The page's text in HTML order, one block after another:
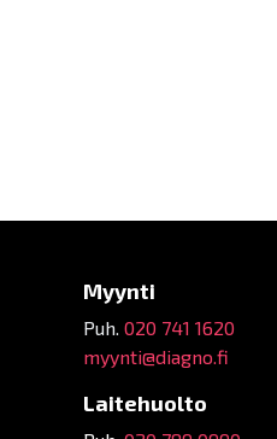
Myynti
Puh. 020 741 1620
myynti@diagno.fi
Laitehuolto